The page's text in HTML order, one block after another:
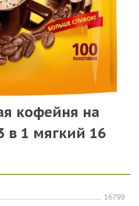
кофейня на
1 мягкий 16
16799